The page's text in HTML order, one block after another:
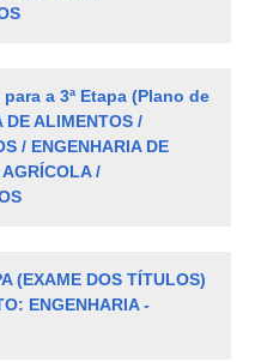
a 3ª Etapa (Plano de
ALIMENTOS /
/ ENGENHARIA DE
/
(EXAME DOS TÍTULOS)
ENGENHARIA -